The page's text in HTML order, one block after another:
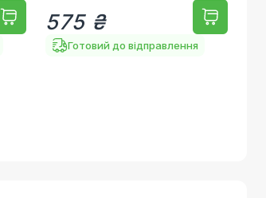
575 ₴
Готовий до відправлення